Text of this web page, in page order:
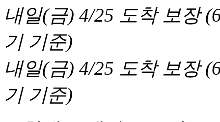
내일(금) 4/25 도착 보장(
기 기준)
내일(금) 4/25 도착 보장(
기 기준)